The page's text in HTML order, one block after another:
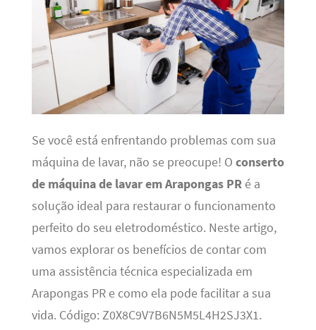
Se você está enfrentando problemas com sua
máquina de lavar, não se preocupe! O conserto
de máquina de lavar em Arapongas PRé a
solução ideal para restaurar o funcionamento
perfeito do seu eletrodoméstico. Neste artigo,
vamos explorar os benefícios de contar com
uma assistência técnica especializada em
Arapongas PR e como ela pode facilitar a sua
vida. Código: Z0X8C9V7B6N5M5L4H2SJ3X1.